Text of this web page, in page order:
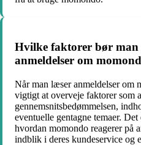
Hvilke faktorer bør man
anmeldelser om
Når man læser anmeldelser om
vigtigt at overveje faktorer som
gennemsnitsbedømmelsen,
eventuelle gentagne temaer.
hvordan momondo reagerer på
indblik i deres kundeservice og